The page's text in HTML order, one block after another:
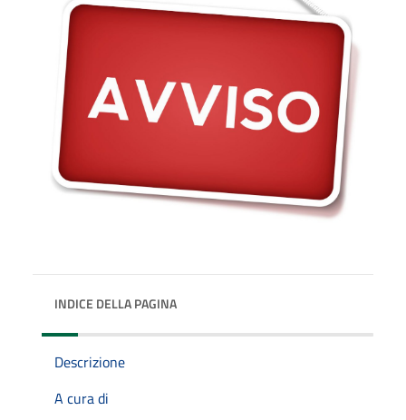
INDICE DELLA PAGINA
Descrizione
A cura di